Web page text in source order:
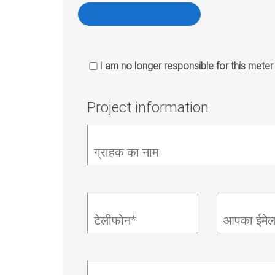
I am no longer responsible for this meter
Project information
ग्राहक का नाम
टेलीफोन* आपका